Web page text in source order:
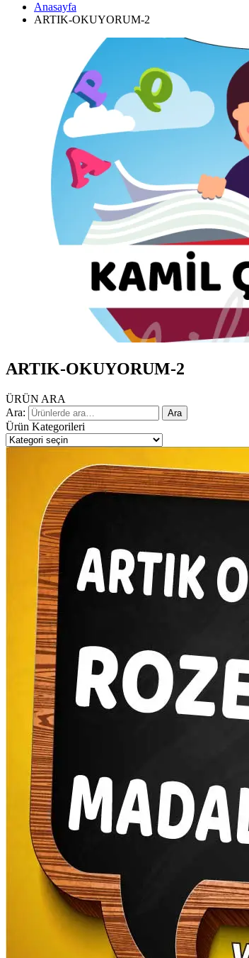
Anasayfa
ARTIK-OKUYORUM-2
ARTIK-OKUYORUM-2
ÜRÜN ARA
Ara:
Ara
Ürün Kategorileri